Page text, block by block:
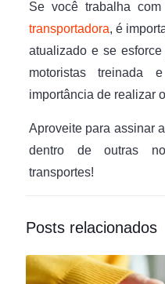
Se você trabalha
transportadora, é
atualizado e se
motoristas treinada
importância de realizar
Aproveite para assinar
dentro de outras
transportes!
Posts relacionados